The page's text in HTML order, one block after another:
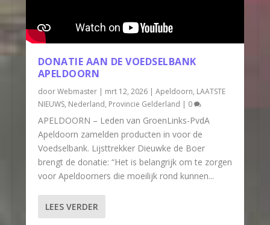
DONATIE AAN DE VOEDSELBANK
APELDOORN
doorWebmaster| mrt 12, 2026| Apeldoorn, LAATSTE
NIEUWS, Nederland, Provincie Gelderland | 0
APELDOORN – Leden van GroenLinks-PvdA
Apeldoorn zamelden producten in voor de
Voedselbank. Lijsttrekker Dieuwke de Boer
brengt de donatie: “Het is belangrijk om te zorgen
voor Apeldoorners die moeilijk rond kunnen...
LEES VERDER